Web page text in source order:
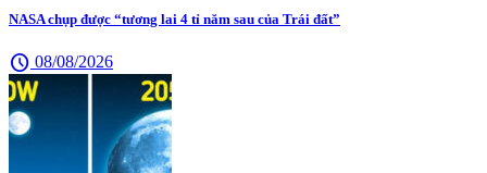
NASA chụp được “tương lai 4 tỉ năm sau của Trái đất”
schedule 08/08/2026